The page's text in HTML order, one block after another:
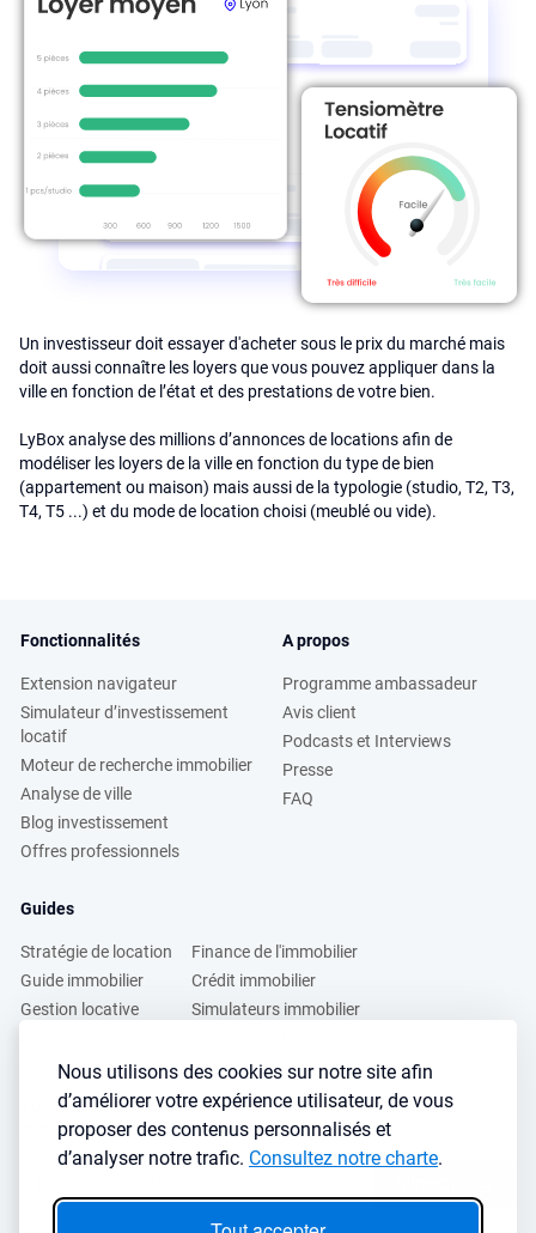
Nous utilisons des cookies sur notre site afin
d’améliorer votre expérience utilisateur, de vous
proposer des contenus personnalisés et
d’analyser notre trafic. Consultez notre charte.
Un investisseur doit essayer d'acheter sous le prix du marché mais
doit aussi connaître les loyers que vous pouvez appliquer dans la
ville en fonction de l’état et des prestations de votre bien.
LyBox analyse des millions d’annonces de locations afin de
modéliser les loyers de la ville en fonction du type de bien
(appartement ou maison) mais aussi de la typologie (studio, T2, T3,
T4, T5 ...) et du mode de location choisi (meublé ou vide).
Fonctionnalités
Extension navigateur
Simulateur d’investissement
locatif
Moteur de recherche immobilier
Analyse de ville
Blog investissement
Offres professionnels
A propos
Programme ambassadeur
Avis client
Podcasts et Interviews
Presse
FAQ
Guides
Stratégie de location
Guide immobilier
Gestion locative
Finance de l'immobilier
Crédit immobilier
Simulateurs immobilier
Vous voulez apprendre à investir dans l’immobilier ?
Inscrivez vous à notre newsletter gratuite :